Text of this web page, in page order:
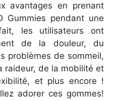
avantages en prenant
Gummies pendant une
les utilisateurs ont
de la douleur, du
problèmes de sommeil,
raideur, de la mobilité et
et plus encore !
adorer ces gommes!